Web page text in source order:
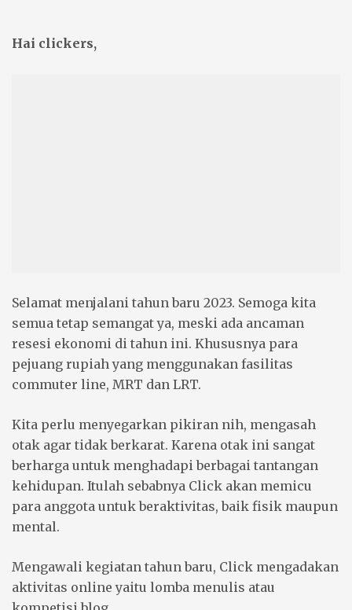
Hai clickers,
Selamat menjalani tahun baru 2023. Semoga kita
semua tetap semangat ya, meski ada ancaman
resesi ekonomi di tahun ini. Khususnya para
pejuang rupiah yang menggunakan fasilitas
commuter line, MRT dan LRT.
Kita perlu menyegarkan pikiran nih, mengasah
otak agar tidak berkarat. Karena otak ini sangat
berharga untuk menghadapi berbagai tantangan
kehidupan. Itulah sebabnya Click akan memicu
para anggota untuk beraktivitas, baik fisik maupun
mental.
Mengawali kegiatan tahun baru, Click mengadakan
aktivitas online yaitu lomba menulis atau